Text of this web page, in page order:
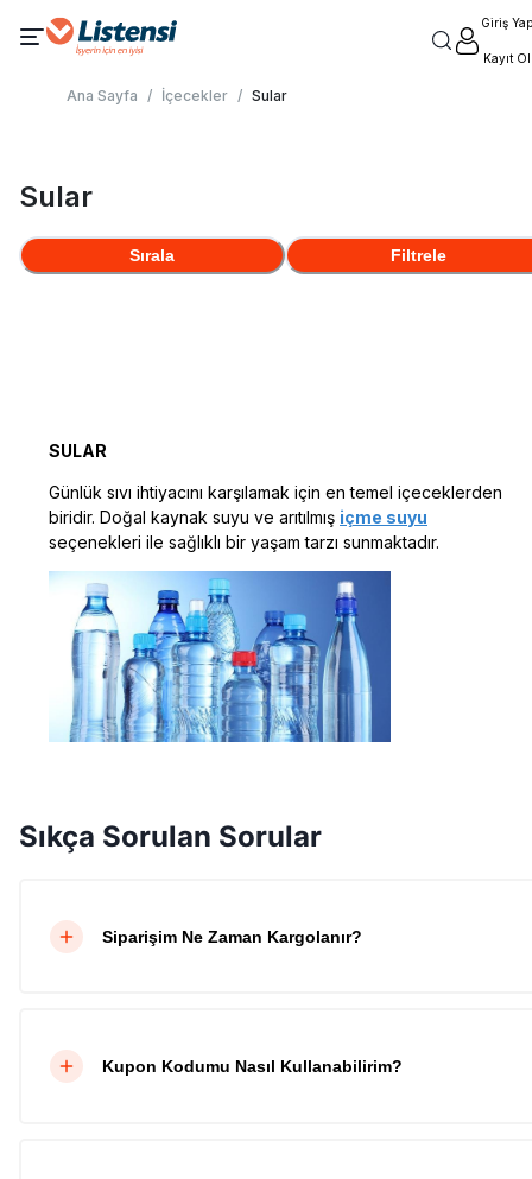
Giriş Yap
Kayıt Ol
Ana Sayfa / İçecekler / Sular
Sular
Sırala Filtrele
SULAR
Günlük sıvı ihtiyacını karşılamak için en temel içeceklerden
biridir. Doğal kaynak suyu ve arıtılmış içme suyu
seçenekleri ile sağlıklı bir yaşam tarzı sunmaktadır.
Sıkça Sorulan Sorular
Siparişim Ne Zaman Kargolanır?
Kupon Kodumu Nasıl Kullanabilirim?